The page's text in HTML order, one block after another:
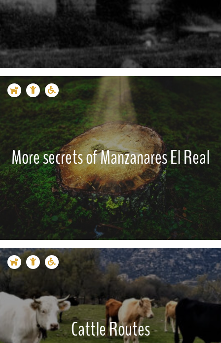
More secrets of Manzanares El Real
Cattle Routes